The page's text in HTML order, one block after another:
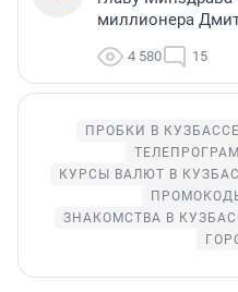
миллионера
4 580 15
ПРОБКИ В КУЗБАССЕ
КУРСЫ ВАЛЮТ В
ЗНАКОМСТВА В